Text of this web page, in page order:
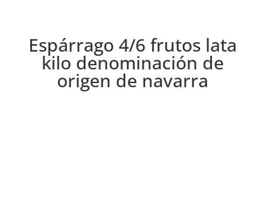
Espárrago 4/6 frutos lata
kilo denominación de
origen de navarra